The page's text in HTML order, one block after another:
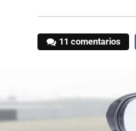
11 comentarios